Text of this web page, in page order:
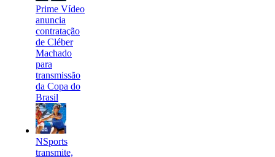
Prime Vídeo
anuncia
contratação
de Cléber
Machado
para
transmissão
da Copa do
Brasil
NSports
transmite,